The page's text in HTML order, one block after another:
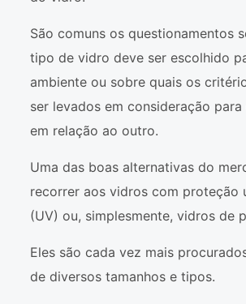
São comuns os questionamentos
tipo de vidro deve ser escolhido
ambiente ou sobre quais os
ser levados em consideração
em relação ao outro.
Uma das boas alternativas do
recorrer aos vidros com proteção
(UV) ou, simplesmente, vidros de
Eles são cada vez mais
de diversos tamanhos e tipos.